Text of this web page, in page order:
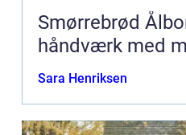
Smørrebrød Ålborg
håndværk med
Sara Henriksen